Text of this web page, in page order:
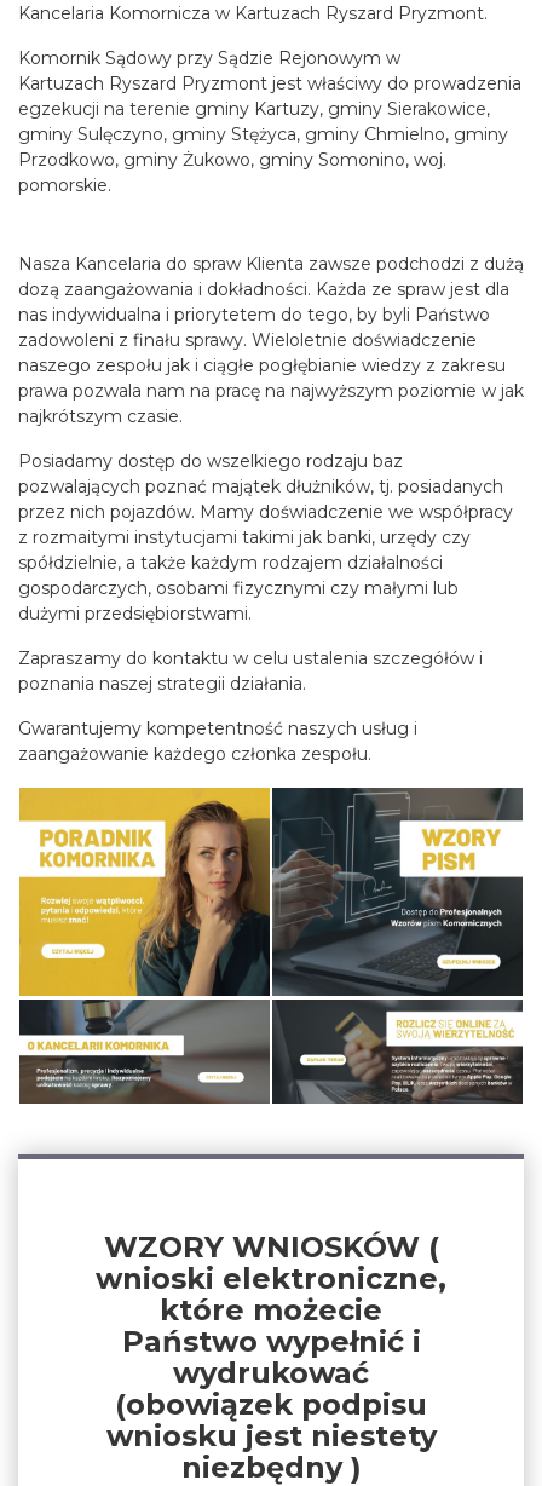
Kancelaria Komornicza w Kartuzach Ryszard Pryzmont.
Komornik Sądowy przy Sądzie Rejonowym w
Kartuzach Ryszard Pryzmont jest właściwy do prowadzenia
egzekucji na terenie gminy Kartuzy, gminy Sierakowice,
gminy Sulęczyno, gminy Stężyca, gminy Chmielno, gminy
Przodkowo, gminy Żukowo, gminy Somonino, woj.
pomorskie.
Nasza Kancelaria do spraw Klienta zawsze podchodzi z dużą
dozą zaangażowania i dokładności. Każda ze spraw jest dla
nas indywidualna i priorytetem do tego, by byli Państwo
zadowoleni z finału sprawy. Wieloletnie doświadczenie
naszego zespołu jak i ciągłe pogłębianie wiedzy z zakresu
prawa pozwala nam na pracę na najwyższym poziomie w jak
najkrótszym czasie.
Posiadamy dostęp do wszelkiego rodzaju baz
pozwalających poznać majątek dłużników, tj. posiadanych
przez nich pojazdów. Mamy doświadczenie we współpracy
z rozmaitymi instytucjami takimi jak banki, urzędy czy
spółdzielnie, a także każdym rodzajem działalności
gospodarczych, osobami fizycznymi czy małymi lub
dużymi przedsiębiorstwami.
Zapraszamy do kontaktu w celu ustalenia szczegółów i
poznania naszej strategii działania.
Gwarantujemy kompetentność naszych usług i
zaangażowanie każdego członka zespołu.
WZORY WNIOSKÓW (
wnioski elektroniczne,
które możecie
Państwo wypełnić i
wydrukować
(obowiązek podpisu
wniosku jest niestety
niezbędny )